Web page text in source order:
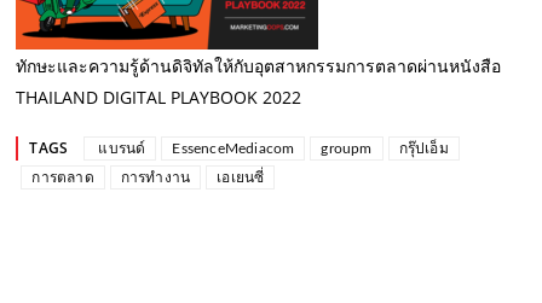
ทักษะและความรู้ด้านดิจิทัลให้กับอุตสาหกรรมการตลาดผ่านหนังสือ
THAILAND DIGITAL PLAYBOOK 2022
TAGS ​ แบรนด์ EssenceMediacom groupm
กรุ๊ปเอ็ม
การตลาด
การทำงาน เอเยนซี่